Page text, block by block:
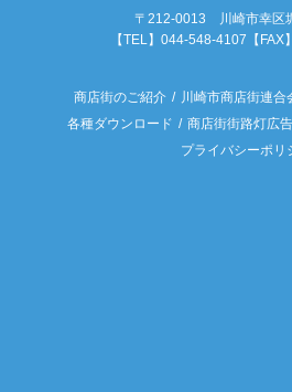
〒212-0013 川崎市幸区
【TEL】044-548-4107【
商店街のご紹介 川崎市商店街連合
各種ダウンロード
商店街街路灯広
プライバシーポリ